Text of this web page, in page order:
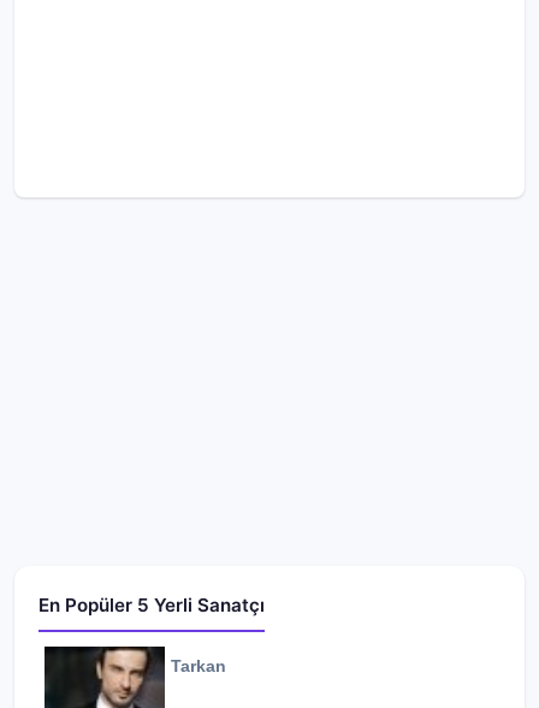
En Popüler 5 Yerli Sanatçı
Tarkan